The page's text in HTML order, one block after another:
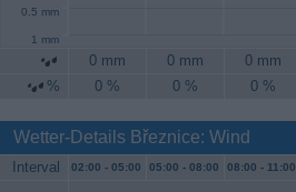
0.5 mm
1 mm
0 mm 0 mm 0 mm
%
0 % 0 % 0 %
Wetter-Details Březnice: Wind
Interval 02:00 - 05:00 05:00 - 08:00 08:00 - 11:00